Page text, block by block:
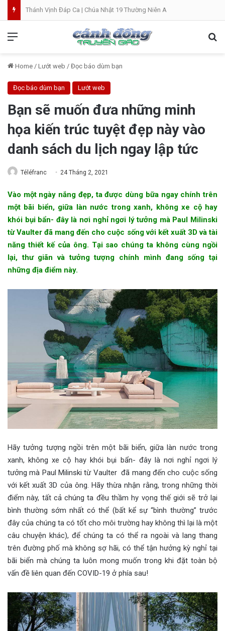
Home / Lướt web / Đọc báo dùm bạn
Đọc báo dùm bạn Lướt web
Bạn sẽ muốn đưa những minh
họa kiến trúc tuyệt đẹp này vào
danh sách du lịch ngay lập tức
Téléfranc 24 Tháng 2, 2021
Vào một ngày nắng đẹp, ta được dùng bữa ngay chính trên
một bãi biển, giữa làn nước trong xanh, không xe cộ hay
khói bụi bẩn- đây là nơi nghỉ ngơi lý tưởng mà Paul Milinski
từ Vaulter đã mang đến cho cuộc sống với kết xuất 3D và tài
năng thiết kế của ông. Tại sao chúng ta không cùng ngồi
lại, thư giãn và tưởng tượng chính mình đang sống tại
những địa điểm này.
Hãy tưởng tượng ngồi trên một bãi biển, giữa làn nước trong
xanh, không xe cộ hay khói bụi bẩn- đây là nơi nghỉ ngơi lý
tưởng mà Paul Milinski từ Vaulter đã mang đến cho cuộc sống
với kết xuất 3D của ông. Hãy thừa nhận rằng, trong những thời
điểm này, tất cả chúng ta đều thầm hy vọng thế giới sẽ trở lại
bình thường sớm nhất có thể (bất kể sự “bình thường” trước
đây của chúng ta có tốt cho môi trường hay không thì lại là một
câu chuyện khác), để chúng ta có thể ra ngoài và lang thang
trên đường phố mà không sợ hãi, có thể tận hưởng kỳ nghỉ tại
bãi biển mà chúng ta luôn mong muốn trong khi đặt toàn bộ
vấn đề liên quan đến COVID-19 ở phía sau!